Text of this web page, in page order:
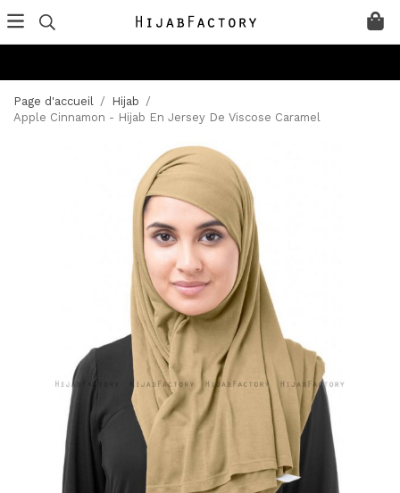
Page d'accueil / Hijab /
Apple Cinnamon - Hijab En Jersey De Viscose Caramel